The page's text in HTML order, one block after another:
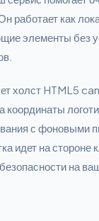
работает как
элементы без
холст HTML5
координаты
с фоновыми
идет на стороне
на